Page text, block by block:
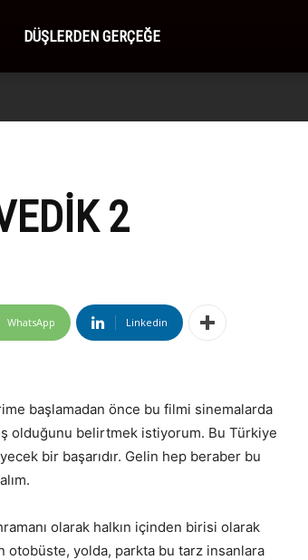
DÜŞLERDEN GERÇEĞE
2
WhatsApp Linkedin
başlamadan önce bu filmi sinemalarda
olduğunu belirtmek istiyorum. Bu Türkiye
bir başarıdır. Gelin hep beraber bu
olarak halkın içinden birisi olarak
otobüste, yolda, parkta bu tarz insanlara